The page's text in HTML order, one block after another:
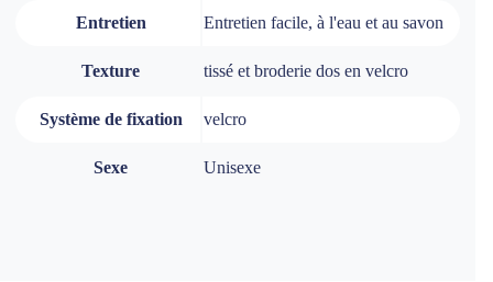
Entretien Entretien facile, à l'eau et au savon
Texture tissé et broderie dos en velcro
Système de fixation velcro
Sexe Unisexe